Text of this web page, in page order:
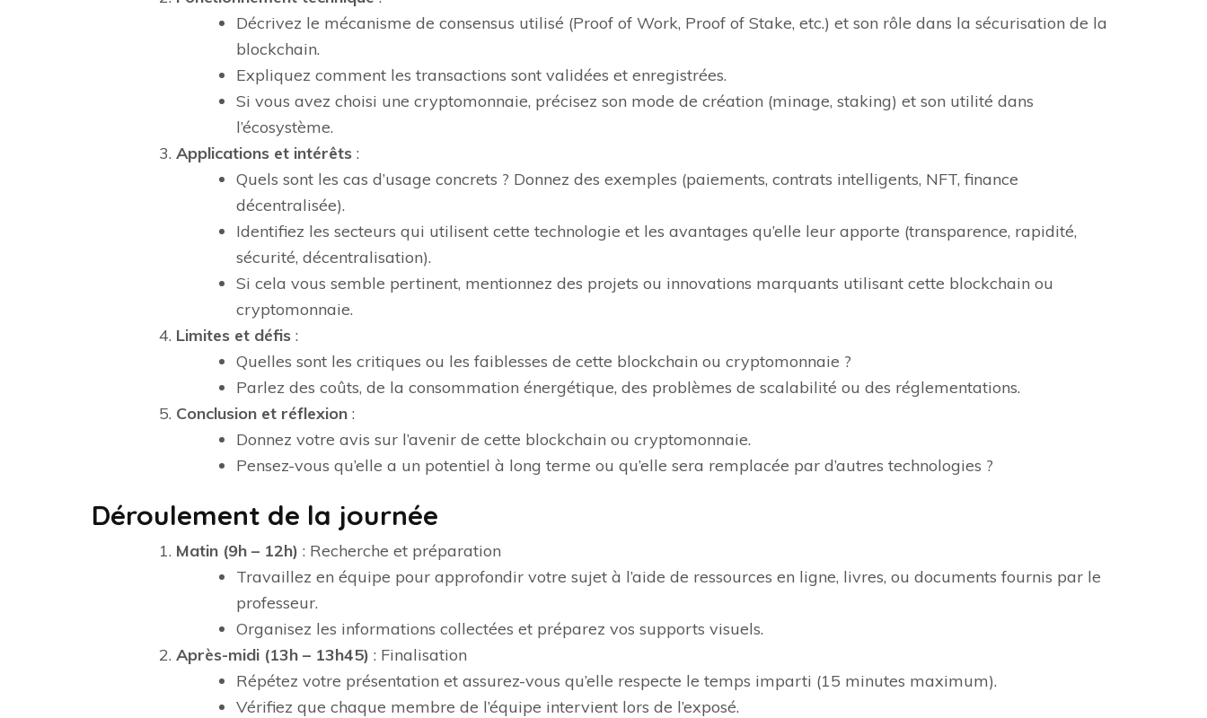
Décrivez le mécanisme de consensus utilisé (Proof of Work, Proof of Stake, etc.) et son rôle dans la sécurisation de la
blockchain.
Expliquez comment les transactions sont validées et enregistrées.
Si vous avez choisi une cryptomonnaie, précisez son mode de création (minage, staking) et son utilité dans
l’écosystème.
Applications et intérêts :
Quels sont les cas d’usage concrets ? Donnez des exemples (paiements, contrats intelligents, NFT, finance
décentralisée).
Identifiez les secteurs qui utilisent cette technologie et les avantages qu’elle leur apporte (transparence, rapidité,
sécurité, décentralisation).
Si cela vous semble pertinent, mentionnez des projets ou innovations marquants utilisant cette blockchain ou
cryptomonnaie.
Limites et défis :
Quelles sont les critiques ou les faiblesses de cette blockchain ou cryptomonnaie ?
Parlez des coûts, de la consommation énergétique, des problèmes de scalabilité ou des réglementations.
Conclusion et réflexion :
Donnez votre avis sur l’avenir de cette blockchain ou cryptomonnaie.
Pensez-vous qu’elle a un potentiel à long terme ou qu’elle sera remplacée par d’autres technologies ?
Déroulement de la journée
Matin (9h – 12h) : Recherche et préparation
Travaillez en équipe pour approfondir votre sujet à l’aide de ressources en ligne, livres, ou documents fournis par le
professeur.
Organisez les informations collectées et préparez vos supports visuels.
Après-midi (13h – 13h45) : Finalisation
Répétez votre présentation et assurez-vous qu’elle respecte le temps imparti (15 minutes maximum).
Vérifiez que chaque membre de l’équipe intervient lors de l’exposé.